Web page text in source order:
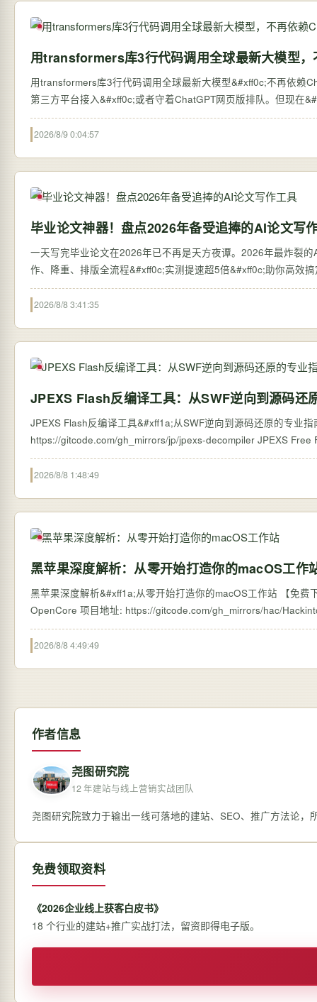
用transformers库3行代码调用全球最新大模型
用transformers库3行代码调用全球最新大模型&#xff0c;不再依赖ChatGPT网页版 过去&#xff0c;想体验全球最新的大语
第三方平台接入&#xff0c;或者守着ChatGPT网页版排队。但现在
2026/8/9 0:04:57
毕业论文神器！盘点2026年备受追捧的AI论文写
一天写完毕业论文在2026年已不再是天方夜谭。2026年最炸裂
作、降重、排版全流程&#xff0c;实测提速超5倍&#xff0c;助你高效
2026/8/8 3:41:35
JPEXS Flash反编译工具：从SWF逆向到源码还
JPEXS Flash反编译工具&#xff1a;从SWF逆向到源码还原的专业指南
https://gitcode.com/
2026/8/8 1:48:49
黑苹果深度解析：从零开始打造你的macOS工作
黑苹果深度解析&#xff1a;从零开始打造你的macOS工作站 【免
2026/8/8 4:49:49
作者信息
尧图研究院
12 年建站与线上营销实战团队
尧图研究院致力于输出一线可落地的建站、SEO、推广方法论，
免费领取资料
《2026企业线上获客白皮书》
18 个行业的建站+推广实战打法，留资即得电子版。